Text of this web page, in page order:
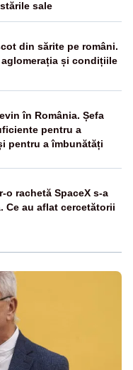
sale
din sărite pe români.
și condițiile
în România. Șefa
pentru a
pentru a îmbunătăți
o rachetă SpaceX s-a
Ce au aflat cercetătorii